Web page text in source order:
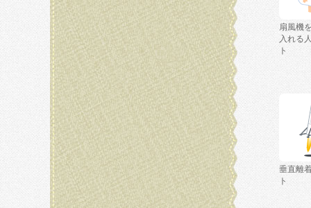
扇風機
入れる
ト
垂直離
ト